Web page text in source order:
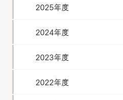
2025年度
2024年度
2023年度
2022年度